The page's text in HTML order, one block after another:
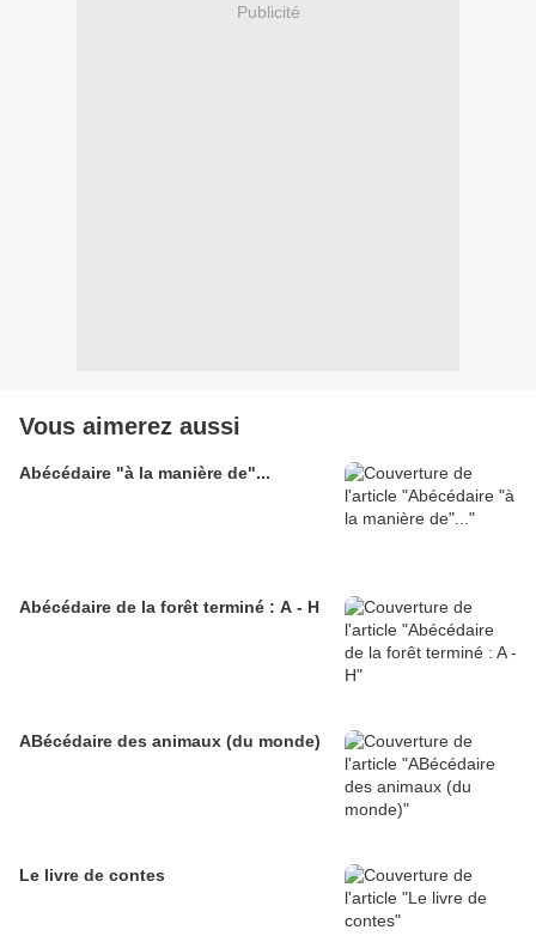
Publicité
Vous aimerez aussi
Abécédaire "à la manière de"...
Abécédaire de la forêt terminé : A - H
ABécédaire des animaux (du monde)
Le livre de contes